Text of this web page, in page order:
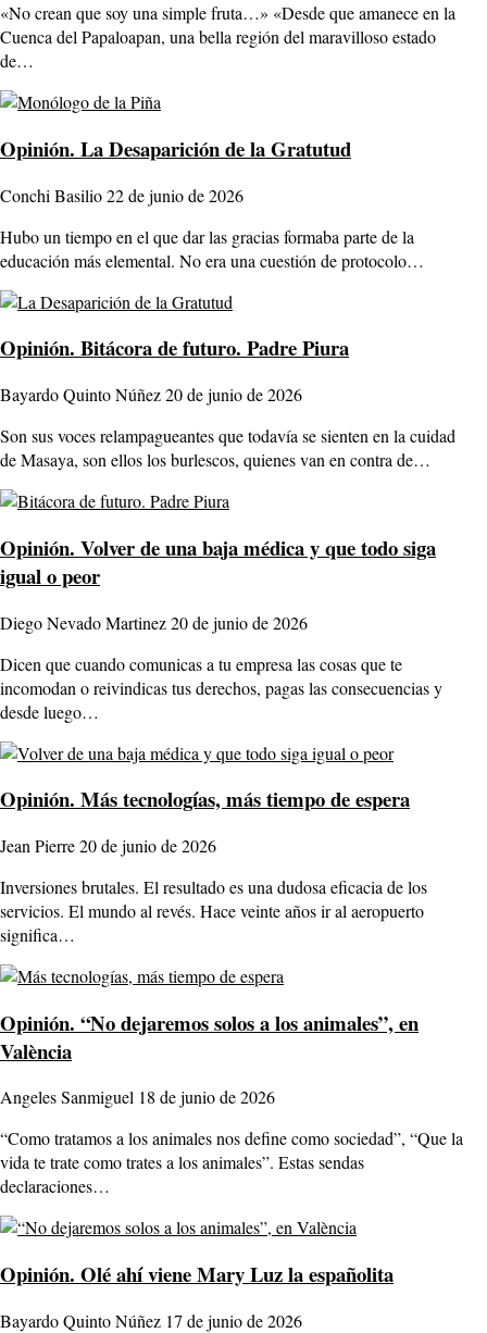
«No crean que soy una simple fruta…» «Desde que amanece en la
Cuenca del Papaloapan, una bella región del maravilloso estado
de…
Opinión. La Desaparición de la Gratutud
Conchi Basilio22 de junio de 2026
Hubo un tiempo en el que dar las gracias formaba parte de la
educación más elemental. No era una cuestión de protocolo…
Opinión. Bitácora de futuro. Padre Piura
Bayardo Quinto Núñez20 de junio de 2026
Son sus voces relampagueantes que todavía se sienten en la cuidad
de Masaya, son ellos los burlescos, quienes van en contra de…
Opinión. Volver de una baja médica y que todo siga
igual o peor
Diego Nevado Martinez20 de junio de 2026
Dicen que cuando comunicas a tu empresa las cosas que te
incomodan o reivindicas tus derechos, pagas las consecuencias y
desde luego…
Opinión. Más tecnologías, más tiempo de espera
Jean Pierre20 de junio de 2026
Inversiones brutales. El resultado es una dudosa eficacia de los
servicios. El mundo al revés. Hace veinte años ir al aeropuerto
significa…
Opinión. “No dejaremos solos a los animales”, en
València
Angeles Sanmiguel 18 de junio de 2026
“Como tratamos a los animales nos define como sociedad”, “Que la
vida te trate como trates a los animales”. Estas sendas
declaraciones…
Opinión. Olé ahí viene Mary Luz la españolita
Bayardo Quinto Núñez 17 de junio de 2026